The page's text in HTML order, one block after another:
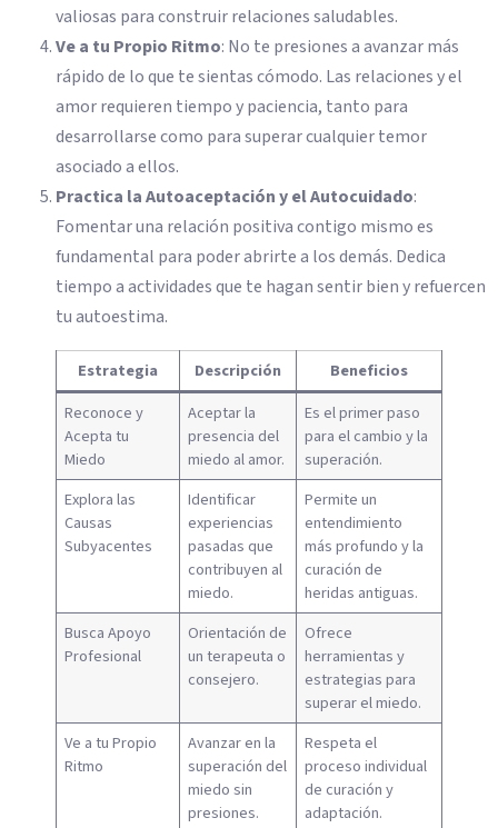
valiosas para construir relaciones saludables.
Ve a tu Propio Ritmo: No te presiones a avanzar más
rápido de lo que te sientas cómodo. Las relaciones y el
amor requieren tiempo y paciencia, tanto para
desarrollarse como para superar cualquier temor
asociado a ellos.
Practica la Autoaceptación y el Autocuidado:
Fomentar una relación positiva contigo mismo es
fundamental para poder abrirte a los demás. Dedica
tiempo a actividades que te hagan sentir bien y refuercen
tu autoestima.
Estrategia Descripción
Beneficios
Reconoce y
Acepta tu
Miedo
Aceptar la
presencia del
miedo al amor.
Es el primer paso
para el cambio y la
superación.
Explora las
Causas
Subyacentes
Identificar
experiencias
pasadas que
contribuyen al
miedo.
Permite un
entendimiento
más profundo y la
curación de
heridas antiguas.
Busca Apoyo
Profesional
Orientación de
un terapeuta o
consejero.
Ofrece
herramientas y
estrategias para
superar el miedo.
Ve a tu Propio
Ritmo
Avanzar en la
superación del
miedo sin
presiones.
Respeta el
proceso individual
de curación y
adaptación.